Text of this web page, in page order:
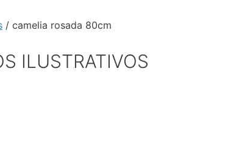
/ camelia rosada 80cm
ILUSTRATIVOS